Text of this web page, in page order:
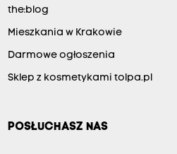
the:blog
Mieszkania w Krakowie
Darmowe ogłoszenia
Sklep z kosmetykami tolpa.pl
POSŁUCHASZ NAS